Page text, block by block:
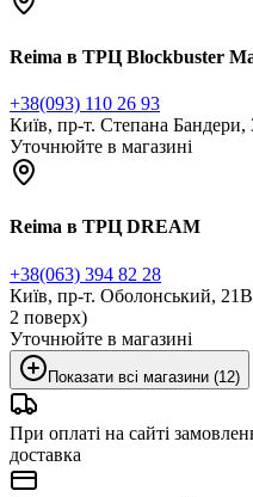
Reima в ТРЦ Blockbuster
+38(093) 110 26 93
Київ, пр-т. Степана Бандери,
Уточнюйте в магазині
Reima в ТРЦ DREAM
+38(063) 394 82 28
Київ, пр-т. Оболонський,
2 поверх)
Уточнюйте в магазині
Показати всі магазини (12)
При оплаті на сайті
доставка